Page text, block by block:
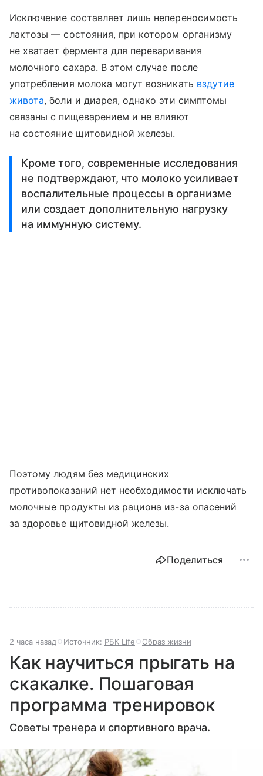
Исключение составляет лишь непереносимость
лактозы — состояния, при котором организму
не хватает фермента для переваривания
молочного сахара. В этом случае после
употребления молока могут возникать вздутие
живота, боли и диарея, однако эти симптомы
связаны с пищеварением и не влияют
на состояние щитовидной железы.
Кроме того, современные исследования
не подтверждают, что молоко усиливает
воспалительные процессы в организме
или создает дополнительную нагрузку
на иммунную систему.
Поэтому людям без медицинских
противопоказаний нет необходимости исключать
молочные продукты из рациона из-за опасений
за здоровье щитовидной железы.
Поделиться
2 часа назад Источник: РБК Life Образ жизни
Как научиться прыгать на
скакалке. Пошаговая
программа тренировок
Советы тренера и спортивного врача.